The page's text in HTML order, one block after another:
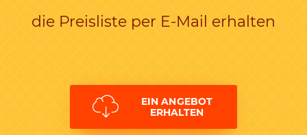
die Preisliste per E-Mail erhalten
EIN ANGEBOT
ERHALTEN